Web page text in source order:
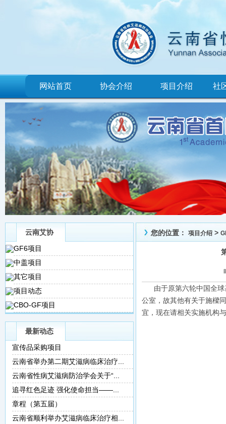
网站首页 协会介绍 项目介绍 社
云南艾协
GF6项目
中盖项目
其它项目
项目动态
CBO-GF项目
最新动态
宣传品采购项目
云南省举办第二期艾滋病临床治疗...
云南省性病艾滋病防治学会关于“...
追寻红色足迹 强化使命担当——...
章程（第五届）
云南省顺利举办艾滋病临床治疗相...
您的位置： 项目介绍 >
由于原第六轮中国全球
公室，故其他有关于施樑
宜，现在请相关实施机构